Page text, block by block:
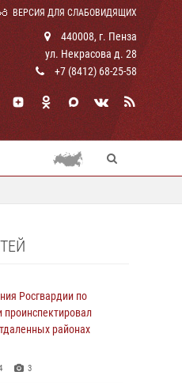
ВЕРСИЯ ДЛЯ СЛАБОВИДЯЩИХ
440008, г. Пенза
ул. Некрасова д. 28
+7 (8412) 68-25-58
Росгвардии по
проинспектировал
районах
3